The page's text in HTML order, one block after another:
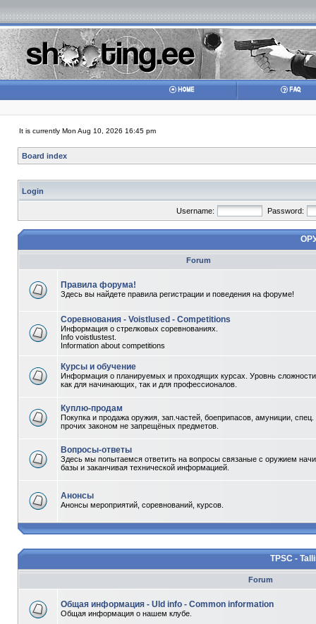
It is currently Mon Aug 10, 2026 16:45 pm
Board index
Login
Username: Password:
Forum
Правила форума!
Здесь вы найдете правила регистрации и поведения на форуме!
Соревнования - Voistlused - Competitions
Информация о стрелковых соревнованиях.
Info voistlustest.
Information about competitions
Курсы и обучение
Информация о планируемых и проходящих курсах. Уровнь
как для начинающих, так и для профессионалов.
Куплю-продам
Покупка и продажа оружия, зап.частей, боеприпасов, амуниции, спец.
прочих законом не запрещёных предметов.
Вопросы-ответы
Здесь мы попытаемся ответить на вопросы связаные с оружием
базы и заканчивая технической информацией.
Анонсы
Анонсы мероприятий, соревнований, курсов.
TPSC -
Forum
Общая информация - Uld info - Common information
Общая информация о нашем клубе.